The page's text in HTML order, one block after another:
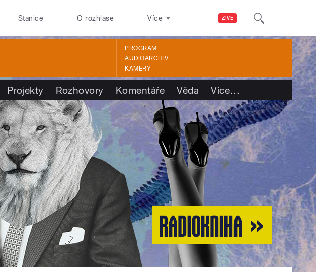
ŽIVĚ
Stanice O rozhlase Více
PROGRAM
AUDIOARCHIV
KAMERY
Projekty Rozhovory Komentáře Věda Více…